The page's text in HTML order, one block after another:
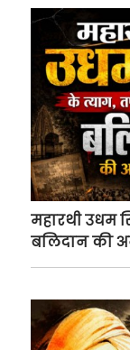
महारथी उधम
बलिदान की